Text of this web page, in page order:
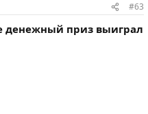
#63
денежный приз выиграл